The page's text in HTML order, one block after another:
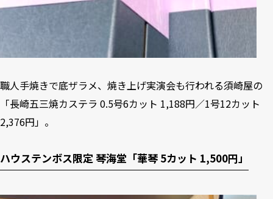
職人手焼きで底ザラメ、焼き上げ実演会も行われる須崎屋の
「長崎五三焼カステラ 0.5号6カット 1,188円／1号12カット
2,376円」。
ハウステンボス限定 琴海堂「華琴 5カット 1,500円」